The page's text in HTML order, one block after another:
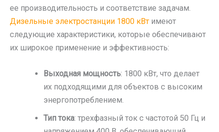
ее производительность и соответствие задачам.
Дизельные электростанции 1800 кВт имеют
следующие характеристики, которые обеспечивают
их широкое применение и эффективность:
Выходная мощность: 1800 кВт, что делает
их подходящими для объектов с высоким
энергопотреблением.
Тип тока: трехфазный ток с частотой 50 Гц и